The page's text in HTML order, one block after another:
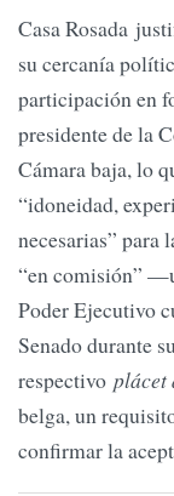
Casa Rosada
su cercanía
participación en
presidente de la
Cámara baja, lo
“idoneidad,
necesarias” para
“en comisión”
Poder Ejecutivo
Senado durante
respectivo plácet
belga, un
confirmar la